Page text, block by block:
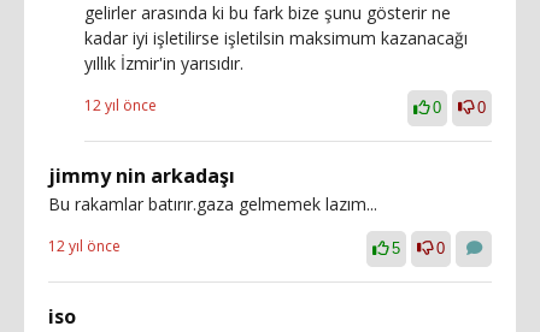
gelirler arasında ki bu fark bize şunu gösterir ne
kadar iyi işletilirse işletilsin maksimum kazanacağı
yıllık İzmir'in yarısıdır.
12 yıl önce 0 0
jimmy nin arkadaşı
Bu rakamlar batırır.gaza gelmemek lazım...
12 yıl önce 5 0
iso